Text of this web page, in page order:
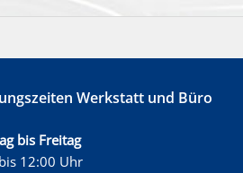
Werkstatt und Büro
bis Freitag
12:00 Uhr